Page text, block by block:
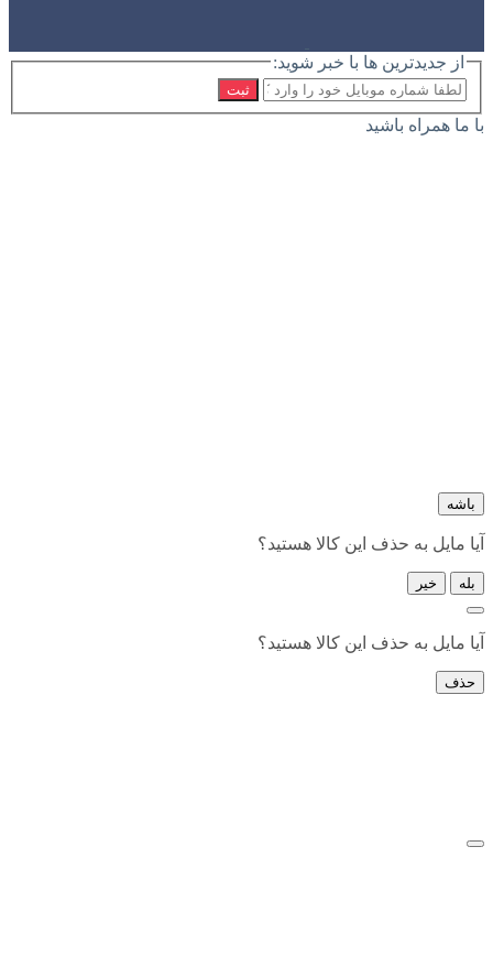
از جدیدترین ها با خبر شوید:
ثبت
با ما همراه باشید
باشه
آیا مایل به حذف این کالا هستید؟
بله خیر
آیا مایل به حذف این کالا هستید؟
حذف